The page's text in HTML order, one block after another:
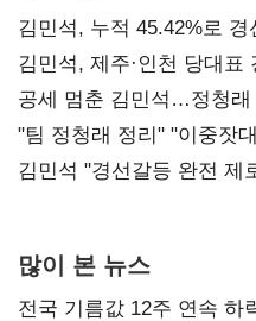
김민석, 누적 45.42%로
0.86%p(2보)
김민석, 제주·인천 당대표
공세 멈춘 김민석…정청래
"팀 정청래 정리" "이중잣
다툼 격화
김민석 "경선갈등 완전
많이 본 뉴스
전국 기름값 12주 연속